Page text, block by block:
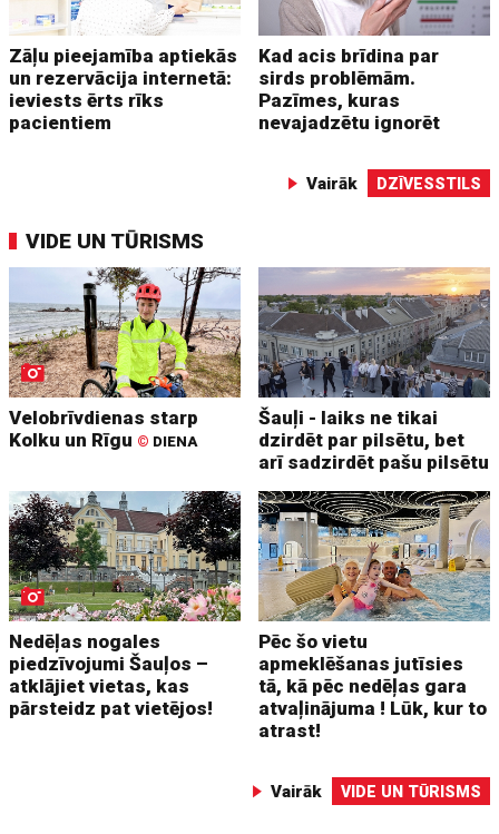
Zāļu pieejamība aptiekās
un rezervācija internetā:
ieviests ērts rīks
pacientiem
Kad acis brīdina par
sirds problēmām.
Pazīmes, kuras
nevajadzētu ignorēt
Vairāk DZĪVESSTILS
VIDE UN TŪRISMS
Velobrīvdienas starp
Kolku un Rīgu © DIENA
Šauļi - laiks ne tikai
dzirdēt par pilsētu, bet
arī sadzirdēt pašu pilsētu
Nedēļas nogales
piedzīvojumi Šauļos –
atklājiet vietas, kas
pārsteidz pat vietējos!
Pēc šo vietu
apmeklēšanas jutīsies
tā, kā pēc nedēļas gara
atvaļinājuma ! Lūk, kur to
atrast!
Vairāk VIDE UN TŪRISMS